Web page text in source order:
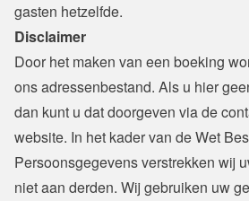
gasten hetzelfde.
Disclaimer
Door het maken van een boeking
ons adressenbestand. Als u hier
dan kunt u dat doorgeven via de
website. In het kader van de Wet
Persoonsgegevens verstrekken wij
niet aan derden. Wij gebruiken uw